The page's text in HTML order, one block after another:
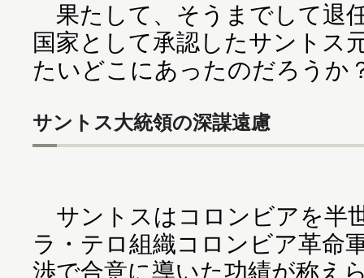
果たして、そうまでして退
国家として承認したサントス
たいどこにあったのだろうか
サントス大統領の深謀遠慮
サントスはコロンビアを半
ラ・テロ組織コロンビア革命
渉で合意に導いた功績が称え